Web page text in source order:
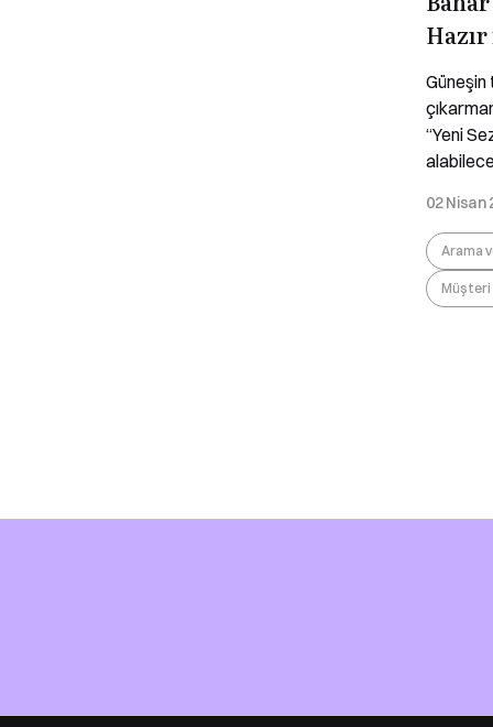
Hazır
Güneşin
“Yeni
02 Nisan
Arama
Müşteri